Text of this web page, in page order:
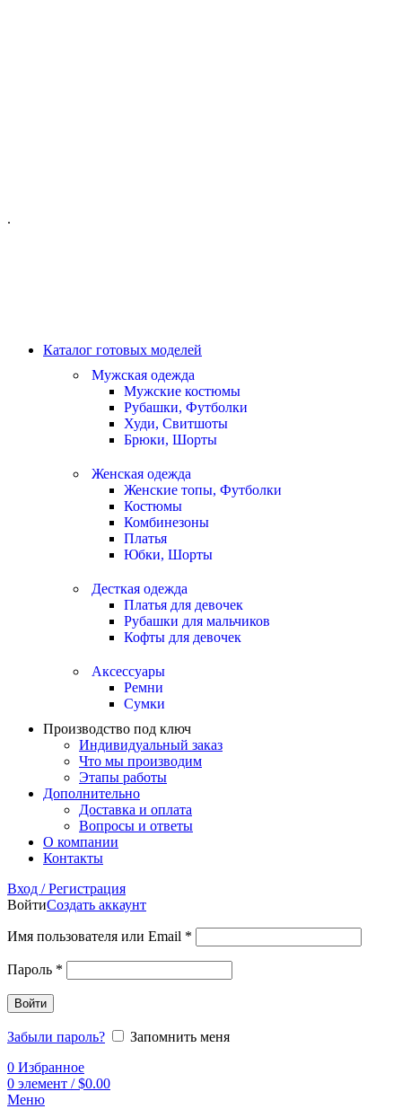
.
Каталог готовых моделей
Мужская одежда
Мужские костюмы
Рубашки, Футболки
Худи, Свитшоты
Брюки, Шорты
Женская одежда
Женские топы, Футболки
Костюмы
Комбинезоны
Платья
Юбки, Шорты
Десткая одежда
Платья для девочек
Рубашки для мальчиков
Кофты для девочек
Аксессуары
Ремни
Сумки
Производство под ключ
Индивидуальный заказ
Что мы производим
Этапы работы
Дополнительно
Доставка и оплата
Вопросы и ответы
О компании
Контакты
Вход / Регистрация
ВойтиСоздать аккаунт
Имя пользователя или Email *
Пароль *
Войти
Забыли пароль?
Запомнить меня
0 Избранное
0 элемент / $0.00
Меню